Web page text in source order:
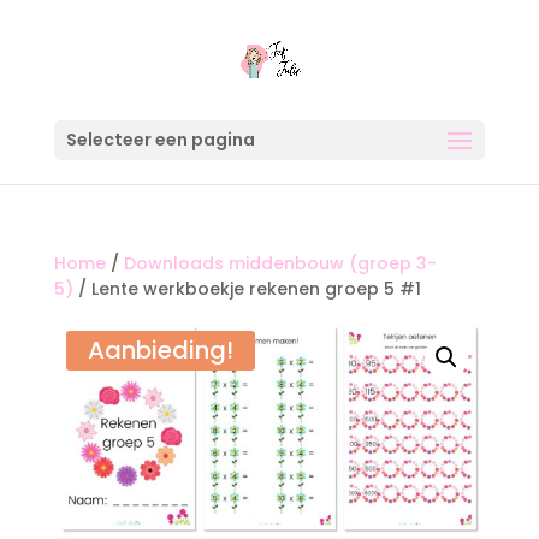
Selecteer een pagina
Home/ Downloads middenbouw (groep 3-
5) / Lente werkboekje rekenen groep 5 #1
Aanbieding!